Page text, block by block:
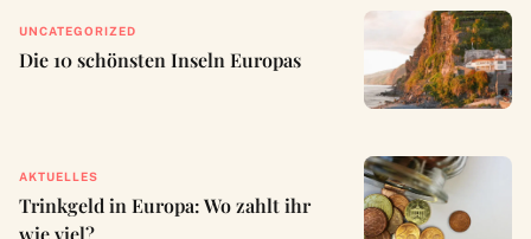
UNCATEGORIZED
Die 10 schönsten Inseln Europas
AKTUELLES
Trinkgeld in Europa: Wo zahlt ihr